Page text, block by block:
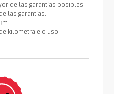
de las garantías posibles
las garantías.
kilometraje o uso